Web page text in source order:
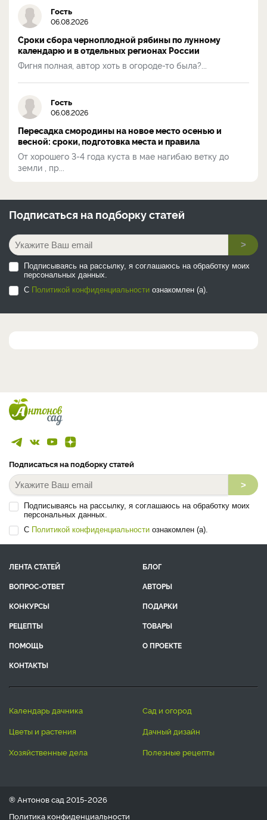
Гость
06.08.2026
Сроки сбора черноплодной рябины по лунному
календарю и в отдельных регионах России
Фигня полная, автор хоть в огороде-то была?...
Гость
06.08.2026
Пересадка смородины на новое место осенью и
весной: сроки, подготовка места и правила
От хорошего 3-4 года куста в мае нагибаю ветку до
земли , пр...
Подписаться на подборку статей
>
Подписываясь на рассылку, я соглашаюсь на обработку моих
персональных данных.
С Политикой конфиденциальности ознакомлен (а).
Подписаться на подборку статей
>
Подписываясь на рассылку, я соглашаюсь на обработку моих
персональных данных.
С Политикой конфиденциальности ознакомлен (а).
ЛЕНТА СТАТЕЙ
БЛОГ
ВОПРОС-ОТВЕТ
АВТОРЫ
КОНКУРСЫ
ПОДАРКИ
РЕЦЕПТЫ
ТОВАРЫ
ПОМОЩЬ
О ПРОЕКТЕ
КОНТАКТЫ
календарь дачника
сад и огород
цветы и растения
дачный дизайн
хозяйственные дела
полезные рецепты
® Антонов сад 2015-2026
Политика конфиденциальности